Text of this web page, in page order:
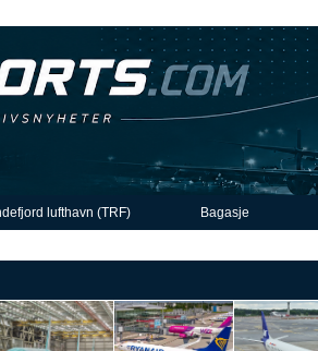
lufthavn (TRF) Bagasje